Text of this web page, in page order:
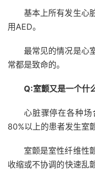
基本上所有发生心
用AED。
最常见的情况是心
常都是致命的。
Q:室颤又是一个什
心脏骤停在各种场
80%以上的患者发生室颤
室颤是室性纤维性
收缩或不协调的快速乱